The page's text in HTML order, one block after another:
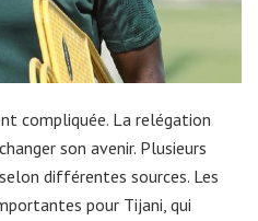
compliquée. La relégation
son avenir. Plusieurs
différentes sources. Les
pour Tijani, qui